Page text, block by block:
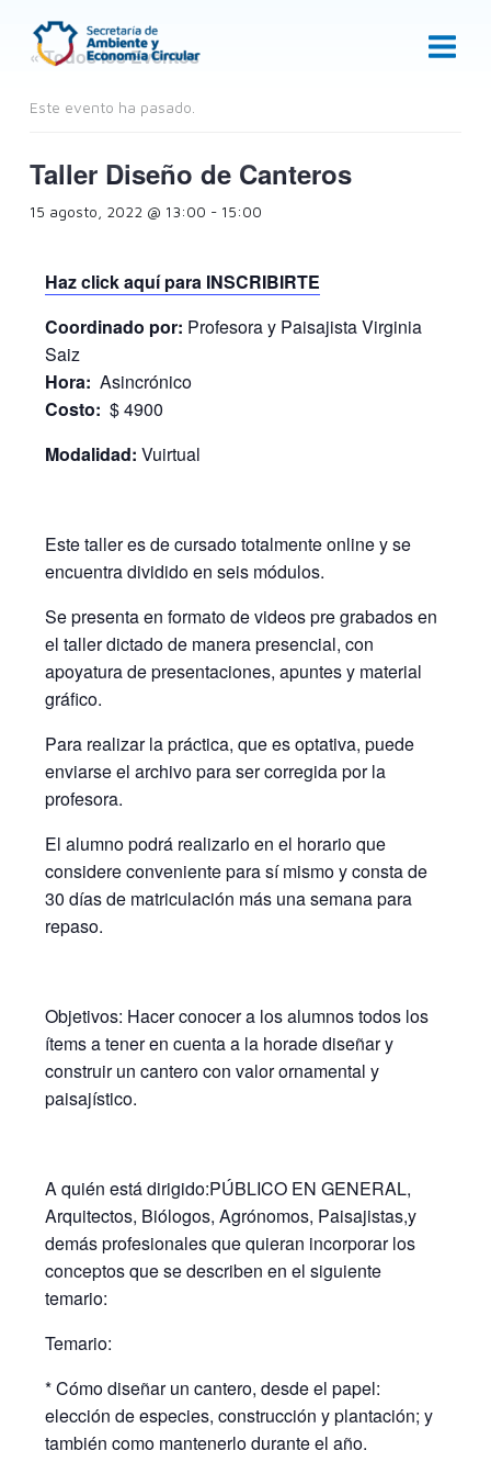
contenido
« Todos los Eventos
Este evento ha pasado.
Taller Diseño de Canteros
15 agosto, 2022 @ 13:00 - 15:00
Haz click aquí para INSCRIBIRTE
Coordinado por: Profesora y Paisajista Virginia
Saiz
Hora: Asincrónico
Costo: $ 4900
Modalidad:Vuirtual
Este taller es de cursado totalmente online y se
encuentra dividido en seis módulos.
Se presenta en formato de videos pre grabados en
el taller dictado de manera presencial, con
apoyatura de presentaciones, apuntes y material
gráfico.
Para realizar la práctica, que es optativa, puede
enviarse el archivo para ser corregida por la
profesora.
El alumno podrá realizarlo en el horario que
considere conveniente para sí mismo y consta de
30 días de matriculación más una semana para
repaso.
Objetivos: Hacer conocer a los alumnos todos los
ítems a tener en cuenta a la horade diseñar y
construir un cantero con valor ornamental y
paisajístico.
A quién está dirigido:PÚBLICO EN GENERAL,
Arquitectos, Biólogos, Agrónomos, Paisajistas,y
demás profesionales que quieran incorporar los
conceptos que se describen en el siguiente
temario:
Temario:
* Cómo diseñar un cantero, desde el papel:
elección de especies, construcción y plantación; y
también como mantenerlo durante el año.